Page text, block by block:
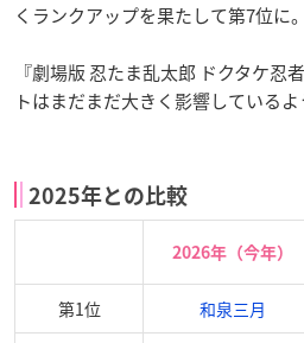
くランクアップを果たして第7位に。
『劇場版 忍たま乱太郎 ドクタケ忍
トはまだまだ大きく影響しているよ
2025年との比較
2026年（今年）
第1位 和泉三月